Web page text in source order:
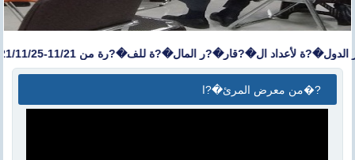
ال�?قار�?ر المال�?ة للف�?رة من 11/21-2021/11/25
من معرض المرئ�?ا�?